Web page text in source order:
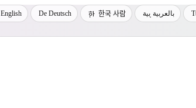
English Deutsch 한국 사람 بالعربية